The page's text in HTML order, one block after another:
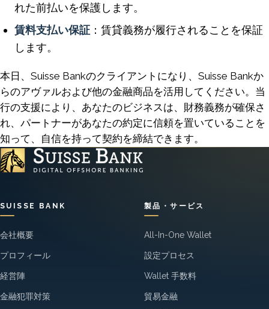
れた前払いを保護します。
賃料支払い保証 ：賃貸義務が履行されることを保証
します。
本日、Suisse Bankのクライアントになり、Suisse Bankか
らのアヴァルおよび他の金融商品を活用してください。当
行の支援により、あなたのビジネスは、財務義務が確保さ
れ、パートナーがあなたの約定に信頼を置いていることを
知って、自信を持って契約を締結できます。
SUISSE BANK
会社概要
プロフィール
経営陣
金融犯罪対策
製品・サービス
All-In-One Wallet
設定プロセス
Wallet 手数料
貿易金融